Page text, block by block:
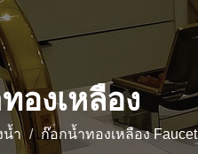
องเหลือง
ำ ก๊อกน้ำทองเหลือง Faucet